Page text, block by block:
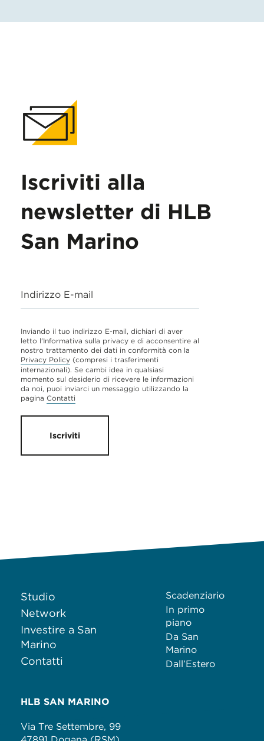
Iscriviti alla
newsletter di HLB
San Marino
Indirizzo E-mail
Inviando il tuo indirizzo E-mail, dichiari di aver
letto l'Informativa sulla privacy e di acconsentire al
nostro trattamento dei dati in conformità con la
Privacy Policy (compresi i trasferimenti
internazionali). Se cambi idea in qualsiasi
momento sul desiderio di ricevere le informazioni
da noi, puoi inviarci un messaggio utilizzando la
pagina Contatti
Iscriviti
Studio
Network
Investire a San
Marino
Contatti
Scadenziario
In primo
piano
Da San
Marino
Dall’Estero
HLB SAN MARINO
Via Tre Settembre, 99